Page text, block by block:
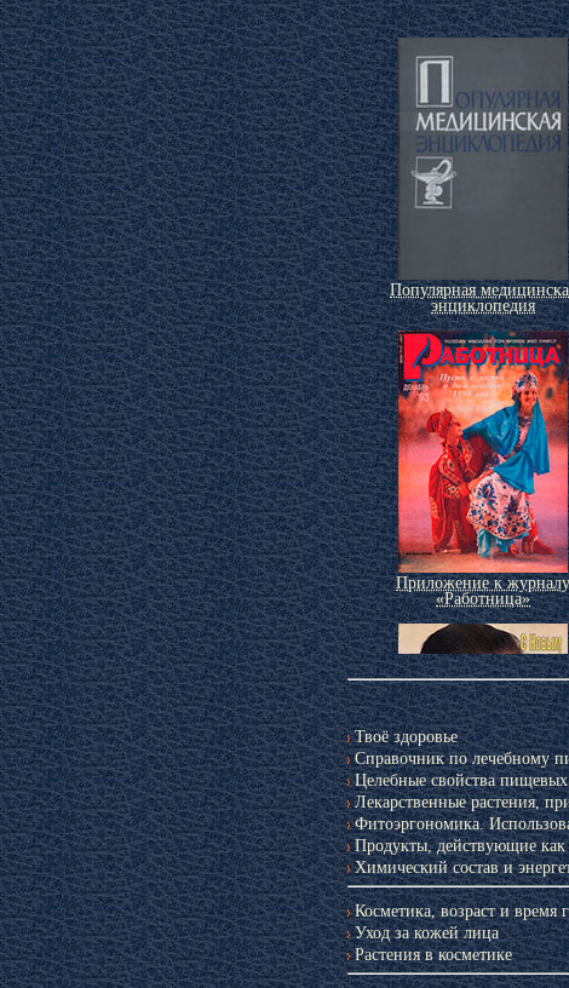
Популярная
энциклопедия
Приложение к журналу
«Работница»
Приложение к журналу
«Крестьянка»
Твоё здоровье
Справочник по лечебному
Целебные свойства
Лекарственные растения,
Фитоэргономика.
Продукты, действующие как
Химический состав и
Косметика, возраст и время
Уход за кожей лица
Растения в косметике